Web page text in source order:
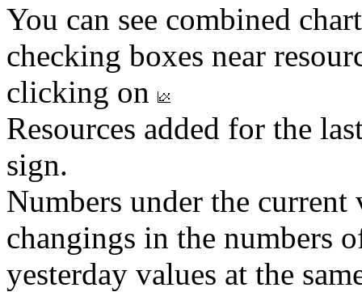
You can see combined
checking boxes near
clicking on
Resources added for the
sign.
Numbers under the
changings in the numbers
yesterday values at the